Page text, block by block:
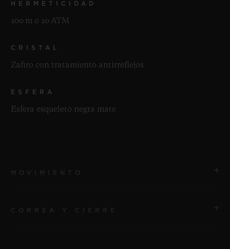
HERMETICIDAD
100 m o 10 ATM
CRISTAL
Zafiro con tratamiento antirreflejos
ESFERA
Esfera esqueleto negra mate